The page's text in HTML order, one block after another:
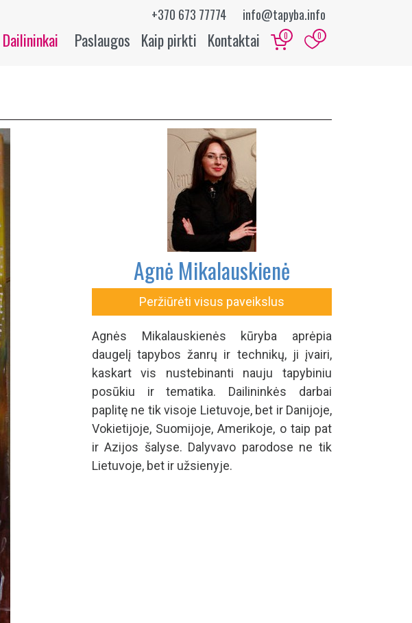
+370 673 77774 info@tapyba.info
Dailininkai Paslaugos Kaip pirkti Kontaktai 0 0
Agnė Mikalauskienė
Peržiūrėti visus paveikslus
Agnės Mikalauskienės kūryba aprėpia
daugelį tapybos žanrų ir technikų, ji įvairi,
kaskart vis nustebinanti nauju tapybiniu
posūkiu ir tematika. Dailininkės darbai
paplitę ne tik visoje Lietuvoje, bet ir Danijoje,
Vokietijoje, Suomijoje, Amerikoje, o taip pat
ir Azijos šalyse. Dalyvavo parodose ne tik
Lietuvoje, bet ir užsienyje.